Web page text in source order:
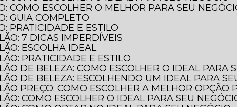
COMO ESCOLHER O MELHOR PARA SEU
GUIA COMPLETO
PRATICIDADE E ESTILO
7 DICAS IMPERDÍVEIS
ESCOLHA IDEAL
PRATICIDADE E ESTILO
DE BELEZA: COMO ESCOLHER O IDEAL PARA
DE BELEZA: ESCOLHENDO UM IDEAL PARA
PREÇO: COMO ESCOLHER A MELHOR OPÇÃO
COMO ESCOLHER O IDEAL PARA SEU